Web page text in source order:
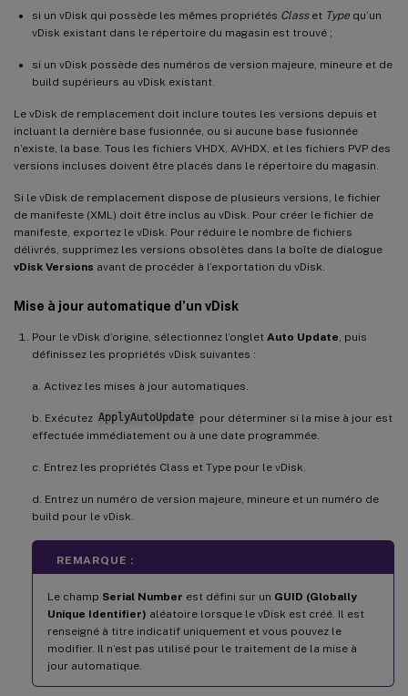
si un vDisk qui possède les mêmes propriétés Classet Type qu’un
vDisk existant dans le répertoire du magasin est trouvé ;
si un vDisk possède des numéros de version majeure, mineure et de
build supérieurs au vDisk existant.
Le vDisk de remplacement doit inclure toutes les versions depuis et
incluant la dernière base fusionnée, ou si aucune base fusionnée
n’existe, la base. Tous les fichiers VHDX, AVHDX, et les fichiers PVP des
versions incluses doivent être placés dans le répertoire du magasin.
Si le vDisk de remplacement dispose de plusieurs versions, le fichier
de manifeste (XML) doit être inclus au vDisk. Pour créer le fichier de
manifeste, exportez le vDisk. Pour réduire le nombre de fichiers
délivrés, supprimez les versions obsolètes dans la boîte de dialogue
vDisk Versions avant de procéder à l’exportation du vDisk.
Mise à jour automatique d’un vDisk
Pour le vDisk d’origine, sélectionnez l’onglet Auto Update , puis
définissez les propriétés vDisk suivantes :
a. Activez les mises à jour automatiques.
b. Exécutez ApplyAutoUpdate pour déterminer si la mise à jour est
effectuée immédiatement ou à une date programmée.
c. Entrez les propriétés Class et Type pour le vDisk.
d. Entrez un numéro de version majeure, mineure et un numéro de
build pour le vDisk.
REMARQUE :
Le champ Serial Number est défini sur un GUID (Globally
Unique Identifier) aléatoire lorsque le vDisk est créé. Il est
renseigné à titre indicatif uniquement et vous pouvez le
modifier. Il n’est pas utilisé pour le traitement de la mise à
jour automatique.